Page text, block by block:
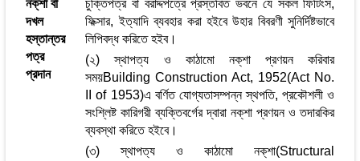
নক্‌শা বা
দখল
হস্তান্তর
পত্র
প্রদান
চুক্তিপত্র বা বরাদ্দপত্রে প্রস্তবিত ভবনে যে সকল ফিটিংস,
ফিক্সার, ইত্যাদি ব্যবহার করা হইবে উহার বিবরণী সুনির্দিষ্টভাবে
লিপিবদ্ধ করিতে হইব।
(২) স্থাপত্য ও কাঠামো নক্‌শা প্রণয়ন করিবার
সময়Building Construction Act, 1952(Act No.
II of 1953)এ বর্ণিত যোগ্যতাসম্পন্ন স্থপতি, প্রকৌশলী ও
সংশ্লিষ্ট কারিগরী ব্যক্তিবর্গের দ্বারা নক্‌শা প্রণয়ন ও তদারকির
ব্যবস্থা করিতে হইবে।
(৩) স্থাপত্য ও কাঠামো নক্‌শা(Structural